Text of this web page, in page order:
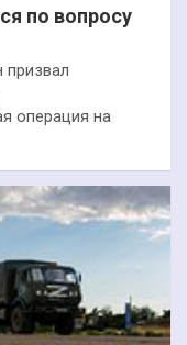
по вопросу
призвал
операция на